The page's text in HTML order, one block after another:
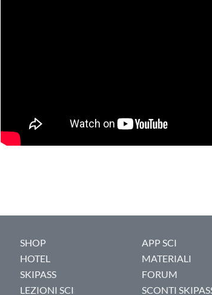
SHOP
HOTEL
SKIPASS
LEZIONI SCI
APP SCI
MATERIALI
FORUM
SCONTI